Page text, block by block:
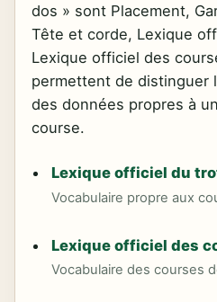
dos » sont Placement,
Tête et corde, Lexique
Lexique officiel des
permettent de distinguer
des données propres à
course.
Lexique officiel du
Vocabulaire propre aux
Lexique officiel des
Vocabulaire des courses